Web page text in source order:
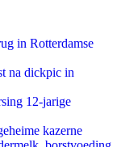
in Rotterdamse
na dickpic in
12-jarige
kazerne